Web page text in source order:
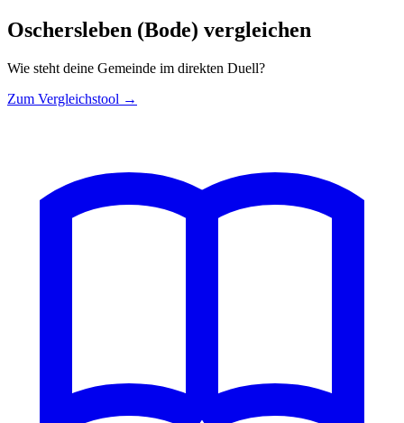
Oschersleben (Bode) vergleichen
Wie steht deine Gemeinde im direkten Duell?
Zum Vergleichstool →